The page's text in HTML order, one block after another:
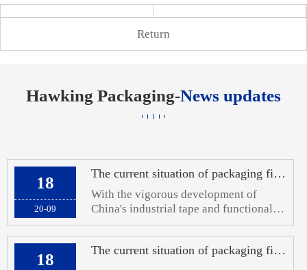
Return
Hawking Packaging-News updates
18
20-09
The current situation of packaging films in China: overcapacity of ordinary film
With the vigorous development of
China's industrial tape and functional
film industries, the demand for high-
end coating and cutting technology
equipment, as well as precision forming
18 The current situation of packaging films in China: overcapacity of ordinary film